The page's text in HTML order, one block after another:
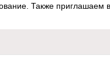
Также